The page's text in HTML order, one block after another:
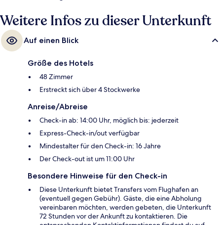
Weitere Infos zu dieser Unterkunft
Auf einen Blick
Größe des Hotels
48 Zimmer
Erstreckt sich über 4 Stockwerke
Anreise/Abreise
Check-in ab: 14:00 Uhr, möglich bis: jederzeit
Express-Check-in/out verfügbar
Mindestalter für den Check-in: 16 Jahre
Der Check-out ist um 11:00 Uhr
Besondere Hinweise für den Check-in
Diese Unterkunft bietet Transfers vom Flughafen an
(eventuell gegen Gebühr). Gäste, die eine Abholung
vereinbaren möchten, werden gebeten, die Unterkunft
72 Stunden vor der Ankunft zu kontaktieren. Die